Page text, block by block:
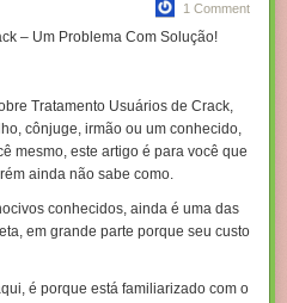
1 Comment
– Um Problema Com Solução!
Tratamento Usuários de Crack,
cônjuge, irmão ou um conhecido,
mesmo, este artigo é para você que
ainda não sabe como.
conhecidos, ainda é uma das
, em grande parte porque seu custo
é porque está familiarizado com o